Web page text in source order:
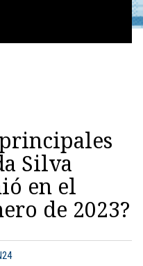
Silva
en el
de 2023?